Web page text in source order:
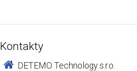
Kontakty
DETEMO Technology s.r.o.